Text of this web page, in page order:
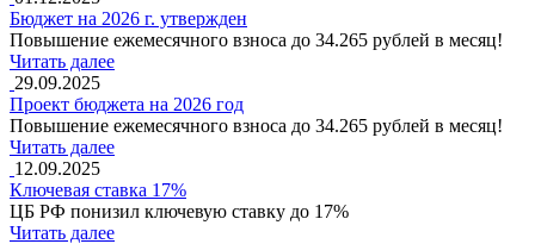
Бюджет на 2026 г. утвержден
Повышение ежемесячного взноса до 34.265 рублей в месяц!
Читать далее
29.09.2025
Проект бюджета на 2026 год
Повышение ежемесячного взноса до 34.265 рублей в месяц!
Читать далее
12.09.2025
Ключевая ставка 17%
ЦБ РФ понизил ключевую ставку до 17%
Читать далее